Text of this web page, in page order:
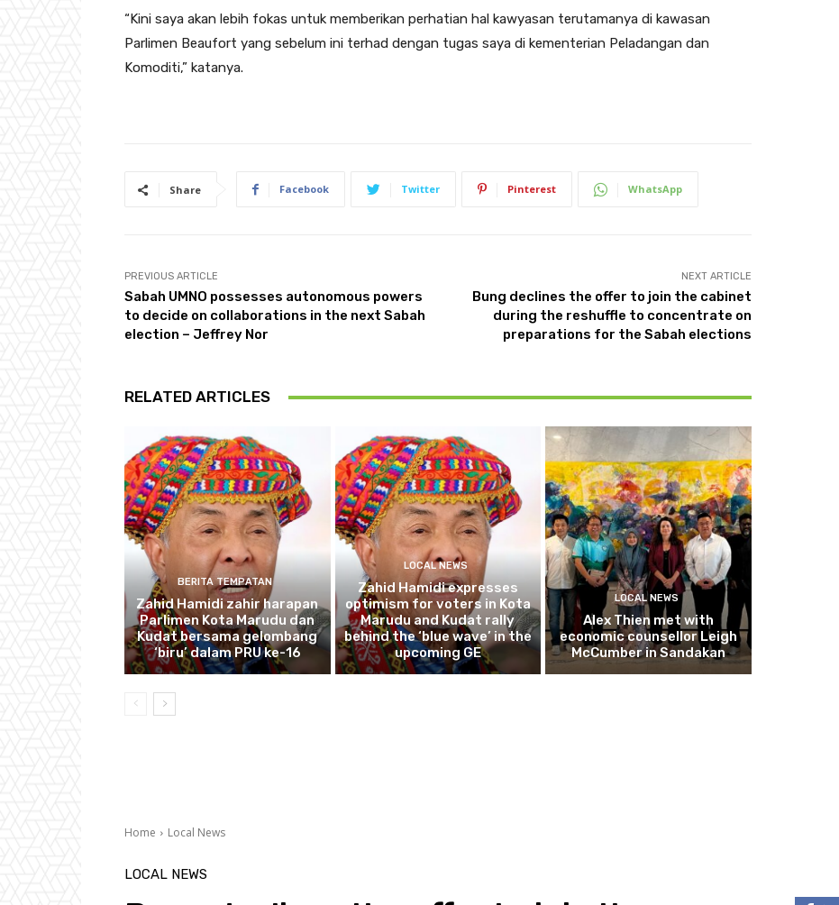
“Kini saya akan lebih fokas untuk memberikan perhatian hal kawyasan terutamanya di kawasan
Parlimen Beaufort yang sebelum ini terhad dengan tugas saya di kementerian Peladangan dan
Komoditi,” katanya.
Share Facebook Twitter Pinterest WhatsApp
PREVIOUS ARTICLE
Sabah UMNO possesses autonomous powers
to decide on collaborations in the next Sabah
election – Jeffrey Nor
NEXT ARTICLE
Bung declines the offer to join the cabinet
during the reshuffle to concentrate on
preparations for the Sabah elections
RELATED ARTICLES
BERITA TEMPATAN
Zahid Hamidi zahir harapan
Parlimen Kota Marudu dan
Kudat bersama gelombang
‘biru’ dalam PRU ke-16
LOCAL NEWS
Zahid Hamidi expresses
optimism for voters in Kota
Marudu and Kudat rally
behind the ‘blue wave’ in the
upcoming GE
LOCAL NEWS
Alex Thien met with
economic counsellor Leigh
McCumber in Sandakan